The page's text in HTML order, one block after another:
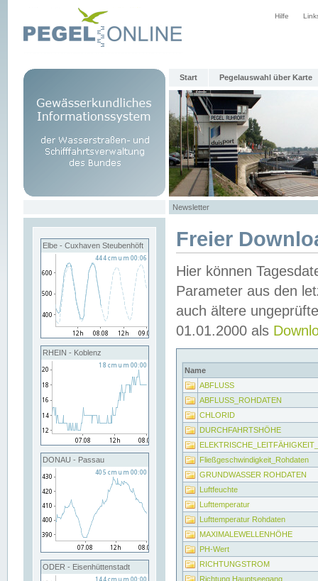
Hilfe
Start Pegelauswahl über Karte
Newsletter
Elbe - Cuxhaven Steubenhöft
RHEIN - Koblenz
DONAU - Passau
ODER - Eisenhüttenstadt
Freier
Hier können
Parameter aus den
auch ältere
01.01.2000 als
Name
ABFLUSS
ABFLUSS_ROHDATEN
CHLORID
DURCHFAHRTSHÖHE
Fließgeschwindigkeit_Rohdaten
GRUNDWASSER ROHDATEN
Luftfeuchte
Lufttemperatur
Lufttemperatur Rohdaten
MAXIMALEWELLENHÖHE
PH-Wert
RICHTUNGSTROM
Richtung Hauptseegang